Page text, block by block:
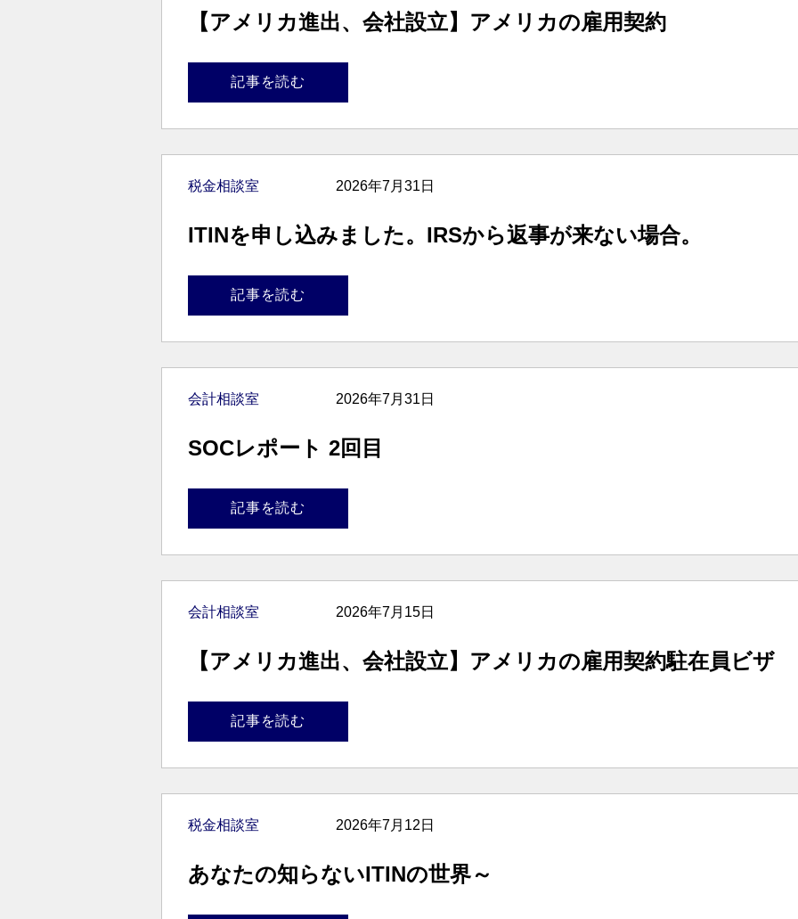
【アメリカ進出、会社設立】アメリカの雇用契約
記事を読む
税金相談室 2026年7月31日
ITINを申し込みました。IRSから返事が来ない場合。
記事を読む
会計相談室 2026年7月31日
SOCレポート 2回目
記事を読む
会計相談室 2026年7月15日
【アメリカ進出、会社設立】アメリカの雇用契約駐在員ビザ
記事を読む
税金相談室 2026年7月12日
あなたの知らないITINの世界～